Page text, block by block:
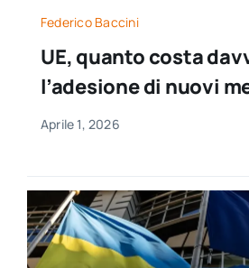
Federico Baccini
UE, quanto costa
l’adesione di nuovi
Aprile 1, 2026